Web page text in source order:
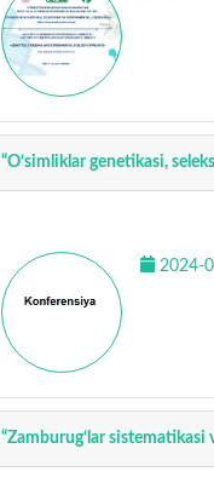
“O‘simliklar genetikasi,
2024-
“Zamburug‘lar